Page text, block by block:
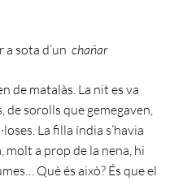
sota d’un chañar
de matalàs. La nit es va
sorolls que gemegaven,
La filla índia s’havia
a prop de la nena, hi
Què és això? És que el